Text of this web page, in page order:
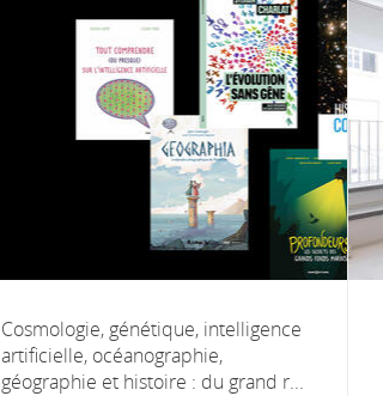
Cosmologie, génétique, intelligence
artificielle, océanographie,
géographie et histoire : du grand r...